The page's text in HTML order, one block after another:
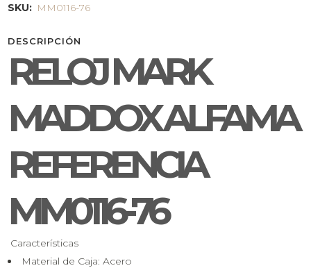
SKU: MM0116-76
DESCRIPCIÓN
RELOJ MARK
MADDOX ALFAMA
REFERENCIA
MM0116-76
Características
Material de Caja:Acero